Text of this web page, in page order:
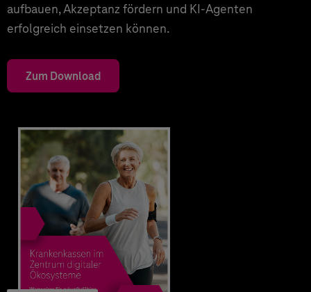
aufbauen, Akzeptanz fördern und KI-Agenten
erfolgreich einsetzen können.
Zum Download